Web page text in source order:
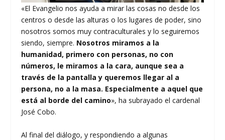
«El Evangelio nos ayuda a mirar las cosas no desde los
centros o desde las alturas o los lugares de poder, sino
nosotros somos muy contraculturales y lo seguiremos
siendo, siempre. Nosotros miramos a la
humanidad, primero con personas, no con
números, le miramos a la cara, aunque sea a
través de la pantalla y queremos llegar al a
persona, no a la masa. Especialmente a aquel que
está al borde del camino», ha subrayado el cardenal
José Cobo.
Al final del diálogo, y respondiendo a algunas